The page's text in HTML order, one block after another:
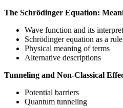
The Schrödinger Equation:
Wave function and its
Schrödinger equation as a
Physical meaning of terms
Alternative descriptions
Tunneling and Non-Classical
Potential barriers
Quantum tunneling